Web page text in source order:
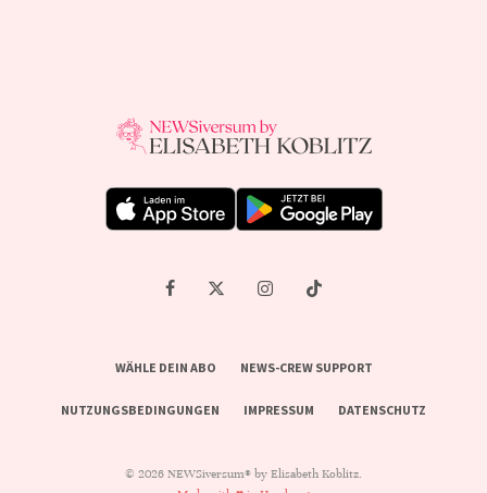
WÄHLE DEIN ABO NEWS-CREW SUPPORT
NUTZUNGSBEDINGUNGEN IMPRESSUM DATENSCHUTZ
© 2026 NEWSiversum® by Elisabeth Koblitz.